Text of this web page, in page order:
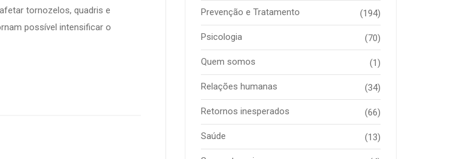
tornozelos, quadris e
possível intensificar o
Prevenção e Tratamento (194)
Psicologia (70)
Quem somos (1)
Relações humanas (34)
Retornos inesperados (66)
Saúde (13)